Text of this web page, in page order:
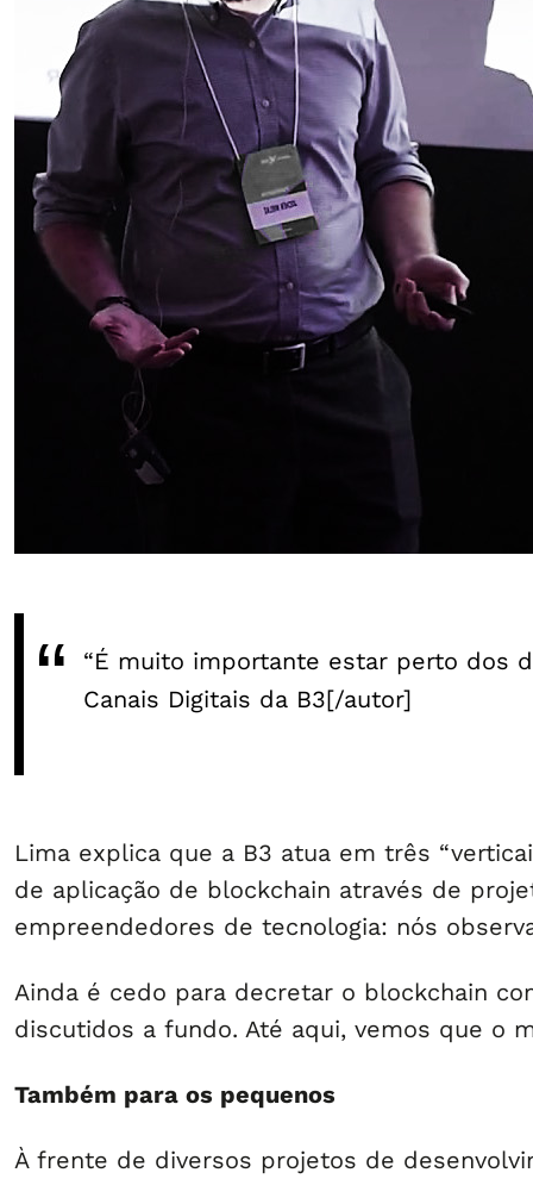
“É muito importante estar perto dos
Canais Digitais da B3[/autor]
Lima explica que a B3 atua em três
de aplicação de blockchain através de
empreendedores de tecnologia: nós
Ainda é cedo para decretar o blockchain
discutidos a fundo. Até aqui, vemos que o
Também para os pequenos
À frente de diversos projetos de